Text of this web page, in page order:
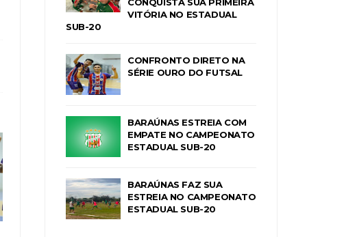
VITÓRIA NO ESTADUAL
SUB-20
CONFRONTO DIRETO NA
SÉRIE OURO DO FUTSAL
BARAÚNAS ESTREIA COM
EMPATE NO CAMPEONATO
ESTADUAL SUB-20
BARAÚNAS FAZ SUA
ESTREIA NO CAMPEONATO
ESTADUAL SUB-20